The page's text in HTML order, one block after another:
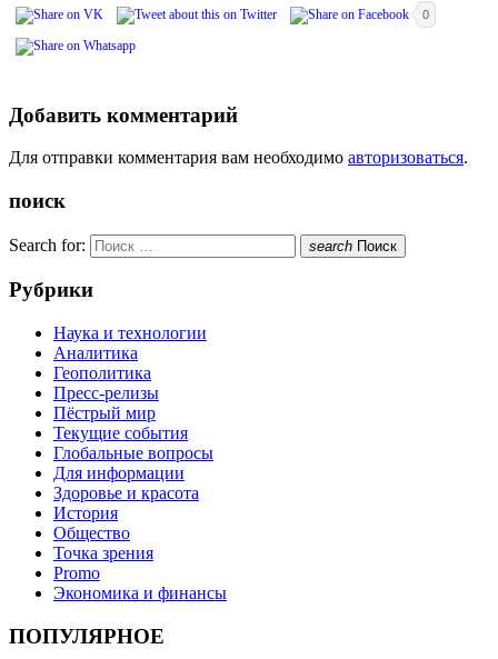
0
Добавить комментарий
Для отправки комментария вам необходимо авторизоваться.
поиск
Search for: search Поиск
Рубрики
Наука и технологии
Аналитика
Геополитика
Пресс-релизы
Пёстрый мир
Текущие события
Глобальные вопросы
Для информации
Здоровье и красота
История
Общество
Точка зрения
Promo
Экономика и финансы
ПОПУЛЯРНОЕ